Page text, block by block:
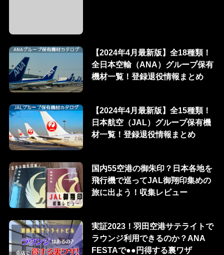
【2024年4月最新版】全18種類！
全日本空輸（ANA）グループ保有
機材一覧！登録退役情報まとめ
【2024年4月最新版】全15種類！
日本航空（JAL）グループ保有機
材一覧！登録退役情報まとめ
国内55空港の御朱印？日本各地を
飛行機で巡ってJAL御翔印集めの
旅に出よう！収集レビュー
実証2023！羽田空港サテライトで
ラウンジ利用できるのか？ANA
FESTAで●●円得する裏ワザ